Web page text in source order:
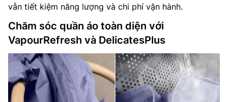
vẫn tiết kiệm năng lượng và chi phí vận hành.
Chăm sóc quần áo toàn diện với
VapourRefresh và DelicatesPlus